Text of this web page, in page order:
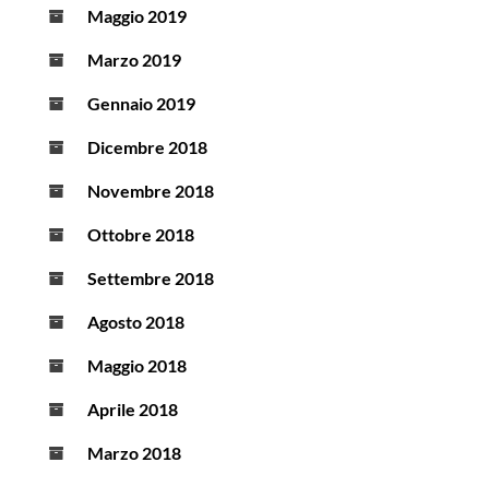
Maggio 2019
Marzo 2019
Gennaio 2019
Dicembre 2018
Novembre 2018
Ottobre 2018
Settembre 2018
Agosto 2018
Maggio 2018
Aprile 2018
Marzo 2018